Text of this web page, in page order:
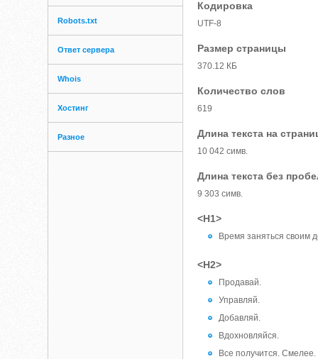
Robots.txt
Ответ сервера
Whois
Хостинг
Разное
Кодировка
UTF-8
Размер страницы
370.12 КБ
Количество слов
619
Длина текста на
10 042 симв.
Длина текста без
9 303 симв.
<H1>
Время заняться своим
<H2>
Продавай.
Управляй.
Добавляй.
Вдохнов­ляйся.
Все получится. Смелее.